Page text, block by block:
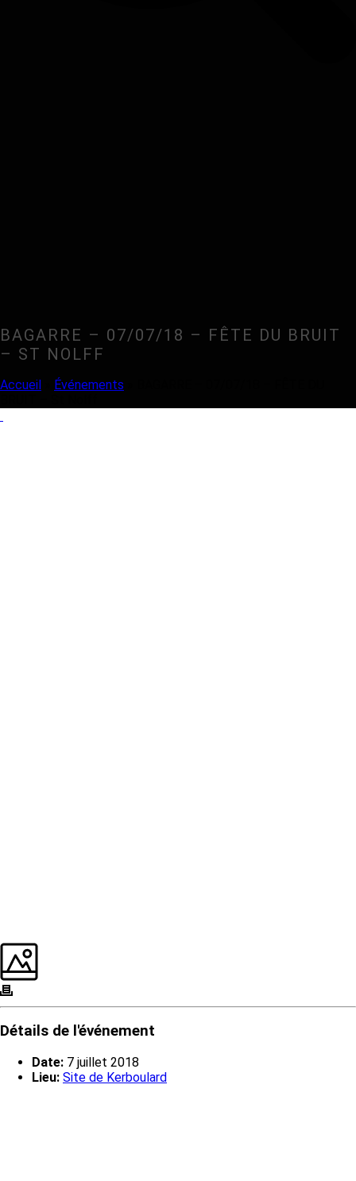
BAGARRE – 07/07/18 – FÊTE DU BRUIT
– ST NOLFF
Accueil Événements
Détails de l'événement
Date: 7 juillet 2018
Lieu: Site de Kerboulard